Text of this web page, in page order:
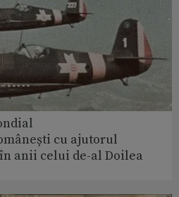
cu ajutorul
anii celui de-al Doilea